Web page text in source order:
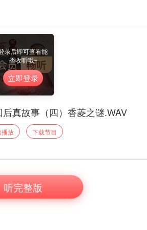
录后即可查看能
否收听哦~
立即登录
真故事（四）香菱之谜.WAV
播放 下载节目
听完整版